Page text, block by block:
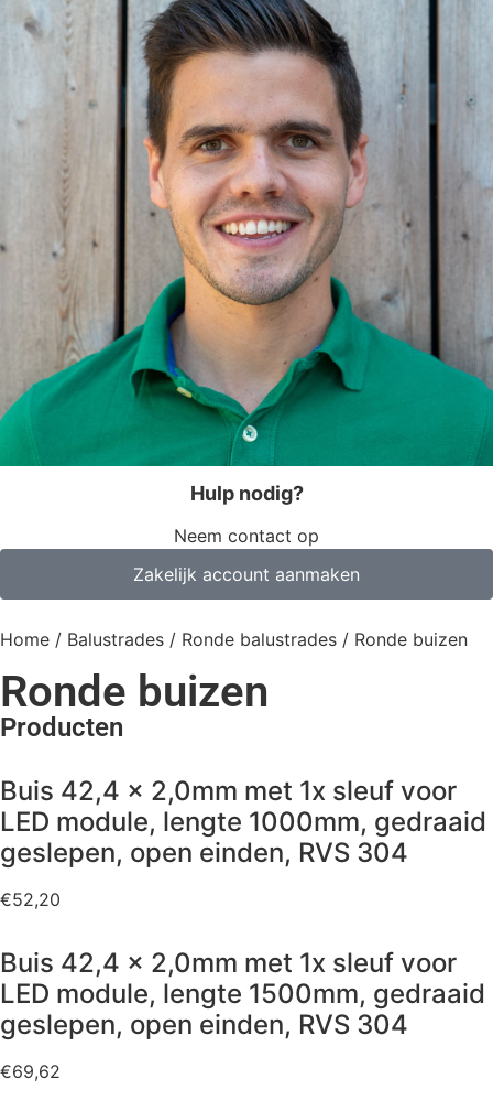
Hulp nodig?
Neem contact op
Zakelijk account aanmaken
Home / Balustrades / Ronde balustrades / Ronde buizen
Ronde buizen
Producten
Buis 42,4 x 2,0mm met 1x sleuf voor
LED module, lengte 1000mm, gedraaid
geslepen, open einden, RVS 304
€52,20
Buis 42,4 x 2,0mm met 1x sleuf voor
LED module, lengte 1500mm, gedraaid
geslepen, open einden, RVS 304
€69,62